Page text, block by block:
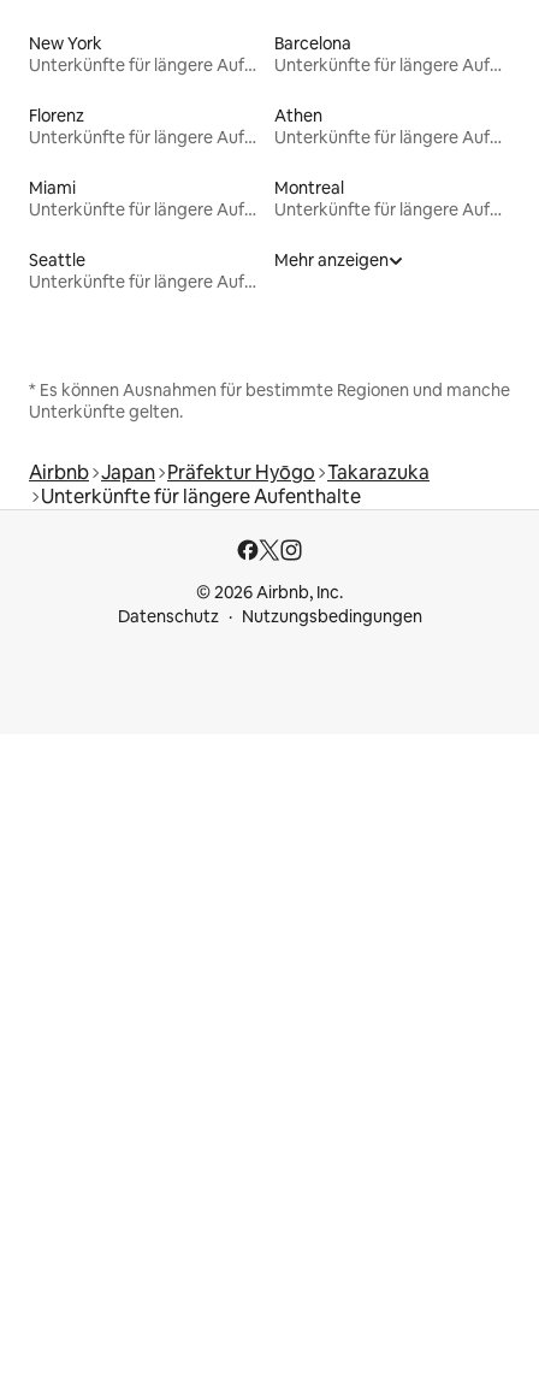
New York
Unterkünfte für längere Aufenthalte
Barcelona
Unterkünfte für längere Aufenthalte
Florenz
Unterkünfte für längere Aufenthalte
Athen
Unterkünfte für längere Aufenthalte
Miami
Unterkünfte für längere Aufenthalte
Montreal
Unterkünfte für längere Aufenthalte
Seattle
Unterkünfte für längere Aufenthalte
Mehr anzeigen
* Es können Ausnahmen für bestimmte Regionen und manche
Unterkünfte gelten.
Airbnb Japan Präfektur Hyōgo Takarazuka
Unterkünfte für längere Aufenthalte
© 2026 Airbnb, Inc.
Datenschutz
Nutzungsbedingungen